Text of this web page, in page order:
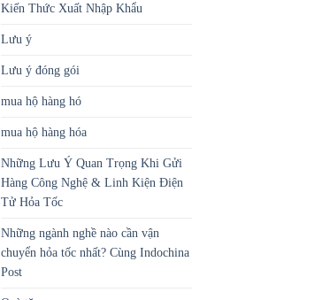
Kiến Thức Xuất Nhập Khẩu
Lưu ý
Lưu ý đóng gói
mua hộ hàng hó
mua hộ hàng hóa
Những Lưu Ý Quan Trọng Khi Gửi
Hàng Công Nghệ & Linh Kiện Điện
Tử Hỏa Tốc
Những ngành nghề nào cần vận
chuyển hỏa tốc nhất? Cùng Indochina
Post